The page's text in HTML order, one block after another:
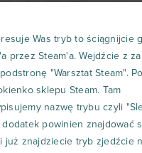
Was tryb to ściągnijcie
przez Steam'a. Wejdźcie z
"Warsztat Steam".
sklepu Steam. Tam
nazwę trybu czyli
dodatek powinien znajdować
już znajdziecie tryb zjedźcie